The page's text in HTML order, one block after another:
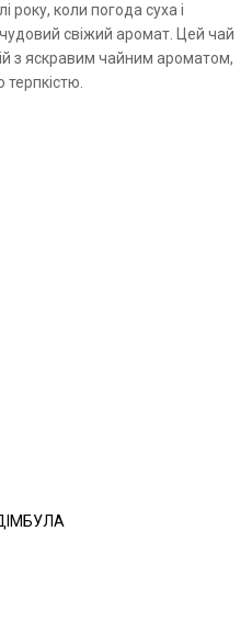
року, коли погода суха і
свіжий аромат. Цей чай
з яскравим чайним ароматом,